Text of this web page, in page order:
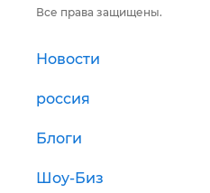
Все права защищены.
Новости
россия
Блоги
Шоу-Биз